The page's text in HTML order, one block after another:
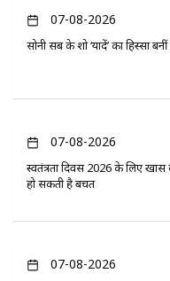
07-08-2026
सोनी सब के शो ‘यादें’ का हिस्सा बनीं
07-08-2026
स्वतंत्रता दिवस 2026 के लिए
हो सकती है बचत
07-08-2026